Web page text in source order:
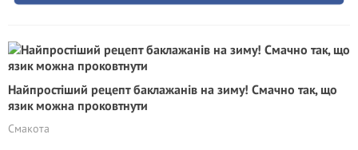
Найпростіший рецепт баклажанів на зиму! Смачно так, що
язик можна проковтнути
Смакота